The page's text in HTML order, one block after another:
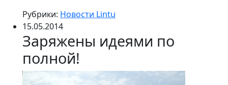
Рубрики: Новости Lintu
15.05.2014
Заряжены идеями по
полной!